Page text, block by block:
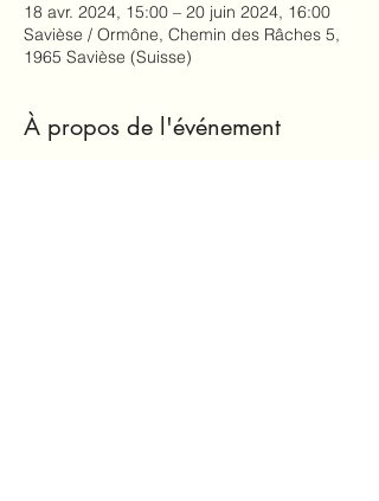
18 avr. 2024, 15:00 – 20 juin 2024, 16:00
Savièse / Ormône, Chemin des Râches 5,
1965 Savièse (Suisse)
À propos de l'événement